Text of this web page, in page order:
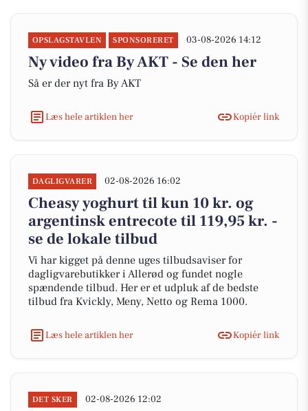
OPSLAGSTAVLEN SPONSORERET 03-08-2026 14:12
Ny video fra By AKT - Se den her
Så er der nyt fra By AKT
Læs hele artiklen her Kopiér link
DAGLIGVARER 02-08-2026 16:02
Cheasy yoghurt til kun 10 kr. og
argentinsk entrecote til 119,95 kr. -
se de lokale tilbud
Vi har kigget på denne uges tilbudsaviser for
dagligvarebutikker i Allerød og fundet nogle
spændende tilbud. Her er et udpluk af de bedste
tilbud fra Kvickly, Meny, Netto og Rema 1000.
Læs hele artiklen her Kopiér link
DET SKER 02-08-2026 12:02